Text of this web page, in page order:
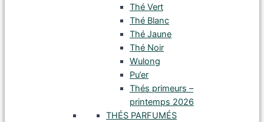
Thé Vert
Thé Blanc
Thé Jaune
Thé Noir
Wulong
Pu’er
Thés primeurs –
printemps 2026
THÉS PARFUMÉS